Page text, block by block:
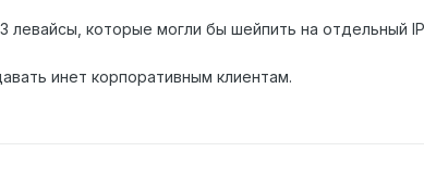
которые могли бы шейпить на отдельный
инет корпоративным клиентам.